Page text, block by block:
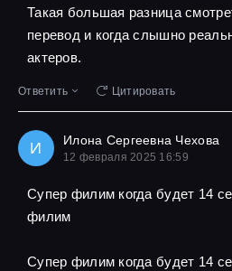
Такая большая разница
перевод и когда слышно
актеров.
Ответить Цитировать
И Илона Сергеевна Чехова
12 февраля 2025 16:59
Супер филим когда будет 14
филим
Супер филим когда будет 14